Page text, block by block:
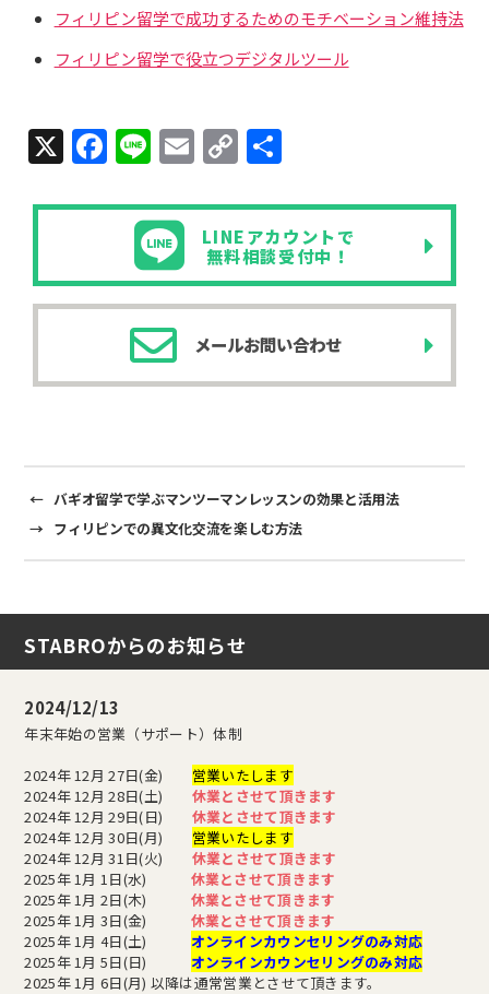
フィリピン留学で成功するためのモチベーション維持法
フィリピン留学で役立つデジタルツール
X
F
c
b
o
k
Li
e
E
ail
C
p
y
Li
n
k
LINEアカウントで
無料相談受付中！
メールお問い合わせ
← バギオ留学で学ぶマンツーマンレッスンの効果と活用法
→ フィリピンでの異文化交流を楽しむ方法
STABROからのお知らせ
2024/12/13
年末年始の営業（サポート）体制
2024年 12月 27日(金) 営業いたします
2024年 12月 28日(土) 休業とさせて頂きます
2024年 12月 29日(日) 休業とさせて頂きます
2024年 12月 30日(月) 営業いたします
2024年 12月 31日(火) 休業とさせて頂きます
2025年 1月 1日(水) 休業とさせて頂きます
2025年 1月 2日(木) 休業とさせて頂きます
2025年 1月 3日(金) 休業とさせて頂きます
2025年 1月 4日(土) オンラインカウンセリングのみ対応
2025年 1月 5日(日) オンラインカウンセリングのみ対応
2025年 1月 6日(月) 以降は通常営業とさせて頂きます。